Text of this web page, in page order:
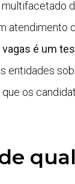
atendimento
é um
entidades
os